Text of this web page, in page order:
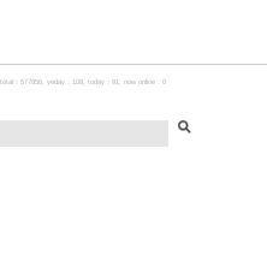
total：577856, yeday：108, today：91, now online：0